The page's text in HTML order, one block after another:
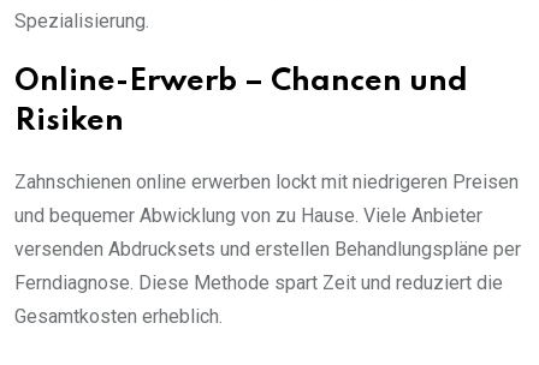
Spezialisierung.
Online-Erwerb – Chancen und
Risiken
Zahnschienen online erwerben lockt mit niedrigeren Preisen
und bequemer Abwicklung von zu Hause. Viele Anbieter
versenden Abdrucksets und erstellen Behandlungspläne per
Ferndiagnose. Diese Methode spart Zeit und reduziert die
Gesamtkosten erheblich.